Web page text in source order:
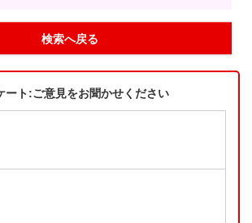
検索へ戻る
ート:ご意見をお聞かせください